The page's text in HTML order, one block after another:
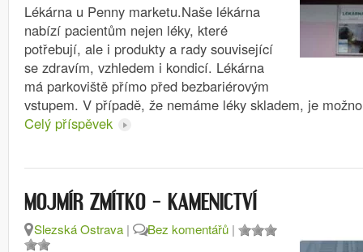
Lékárna u Penny marketu.Naše lékárna
nabízí pacientům nejen léky, které
potřebují, ale i produkty a rady související
se zdravím, vzhledem i kondicí. Lékárna
má parkoviště přímo před bezbariérovým
vstupem. V případě, že nemáme léky skladem, je
Celý příspěvek
MOJMÍR ZMÍTKO – KAMENICTVÍ
Slezská Ostrava | Bez komentářů |